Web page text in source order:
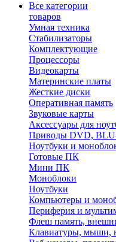
Все категории
товаров
Умная техника
Стабилизаторы
Комплектующие
Процессоры
Видеокарты
Материнские платы
Жесткие диски
Оперативная память
Звуковые карты
Аксессуары для
Приводы DVD,
Ноутбуки и
Готовые ПК
Мини ПК
Моноблоки
Ноутбуки
Компьютеры и
Периферия и
Флеш память,
Клавиатуры, мыши,